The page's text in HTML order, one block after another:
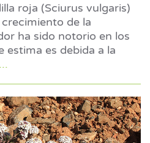
roja (Sciurus vulgaris)
ha sido notorio en los
estima es debida a la